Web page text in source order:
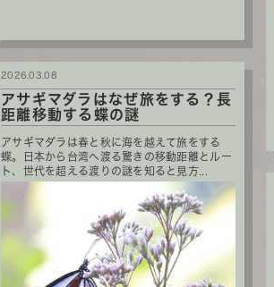
アサギマダラはなぜ旅をする？長
距離移動する蝶の謎
アサギマダラは春と秋に海を越えて旅をする
蝶。日本から台湾へ渡る驚きの移動距離とルー
ト、世代を超える渡りの謎を知ると見方...
2026.03.08